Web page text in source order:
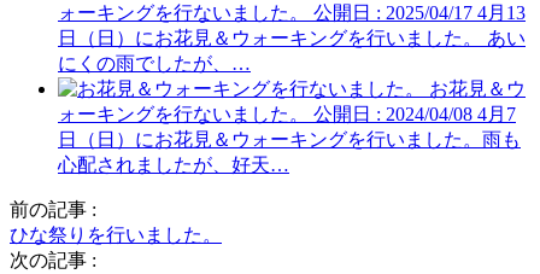
ォーキングを行ないました。
公開日 : 2025/04/17 4月13
日（日）にお花見＆ウォーキングを行いました。 あい
にくの雨でしたが、…
お花見＆ウ
ォーキングを行ないました。
公開日 : 2024/04/08 4月7
日（日）にお花見＆ウォーキングを行いました。雨も
心配されましたが、好天…
前の記事 :
ひな祭りを行いました。
次の記事 :